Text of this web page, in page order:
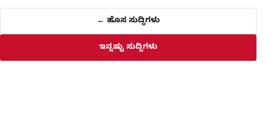
← ಹೊಸ ಸುದ್ದಿಗಳು
ಇನ್ನಷ್ಟು ಸುದ್ದಿಗಳು